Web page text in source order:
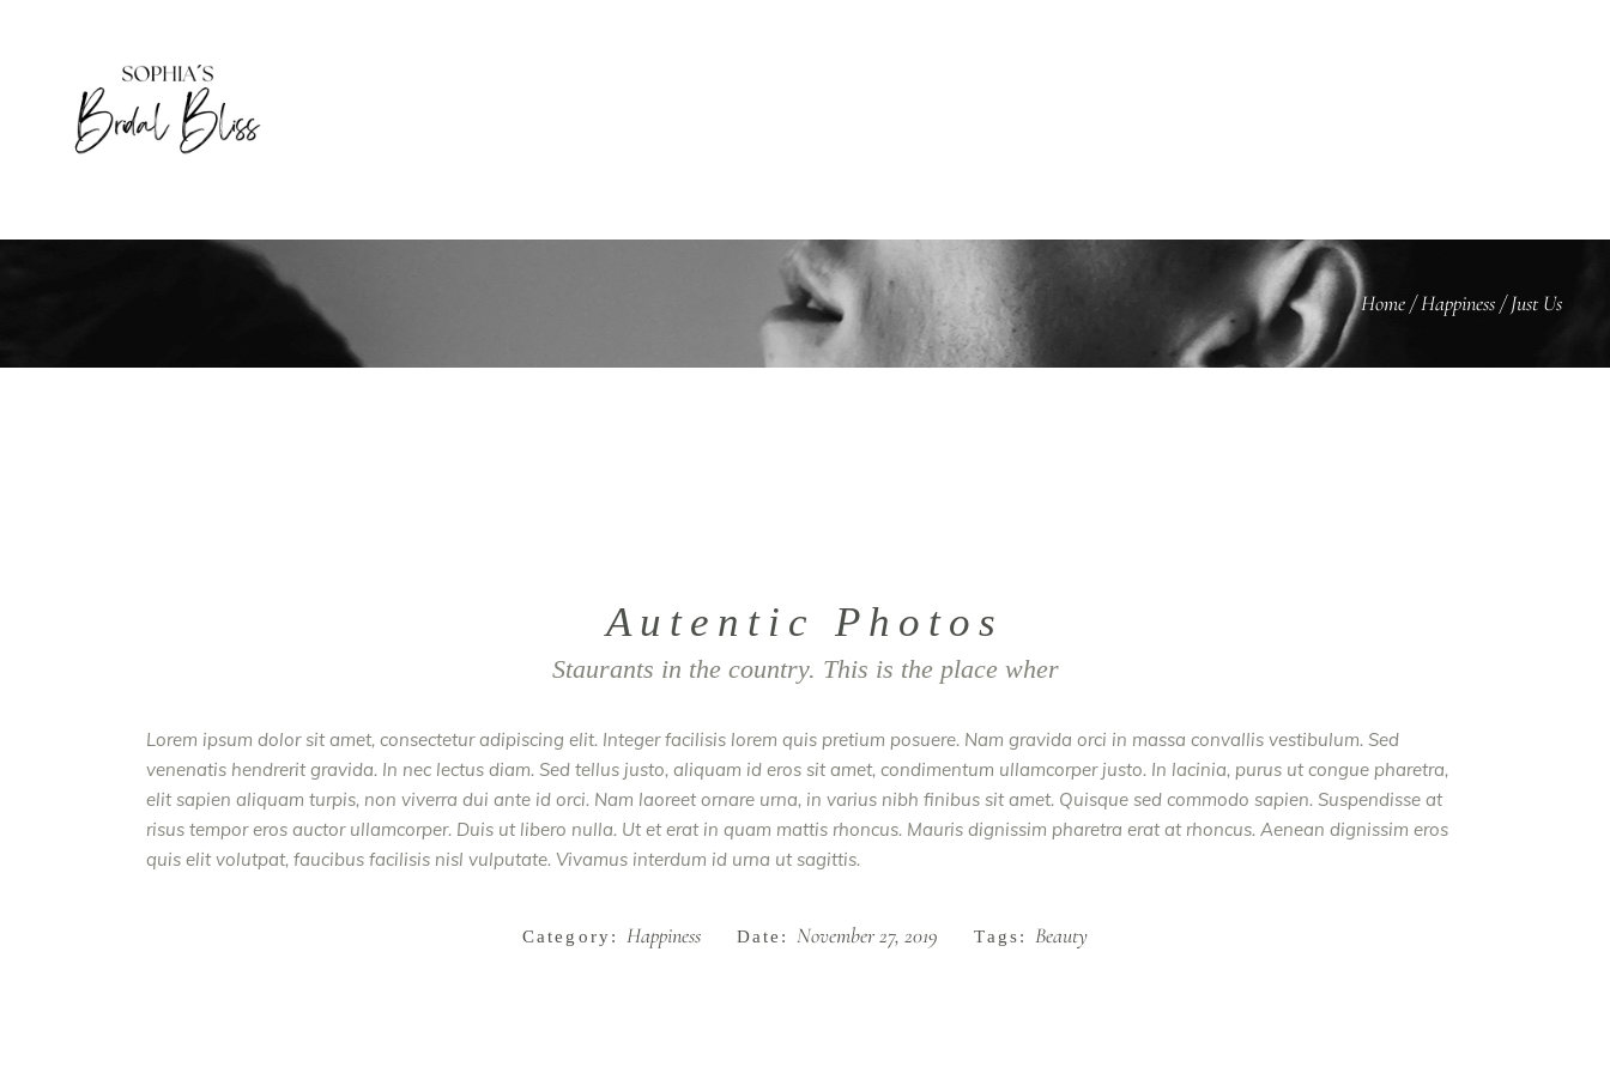
Home/Happiness/Just Us
Autentic Photos
Staurants in the country. This is the place wher
Lorem ipsum dolor sit amet, consectetur adipiscing elit. Integer facilisis lorem quis pretium posuere. Nam gravida orci in massa convallis vestibulum. Sed
venenatis hendrerit gravida. In nec lectus diam. Sed tellus justo, aliquam id eros sit amet, condimentum ullamcorper justo. In lacinia, purus ut congue pharetra,
elit sapien aliquam turpis, non viverra dui ante id orci. Nam laoreet ornare urna, in varius nibh finibus sit amet. Quisque sed commodo sapien. Suspendisse at
risus tempor eros auctor ullamcorper. Duis ut libero nulla. Ut et erat in quam mattis rhoncus. Mauris dignissim pharetra erat at rhoncus. Aenean dignissim eros
quis elit volutpat, faucibus facilisis nisl vulputate. Vivamus interdum id urna ut sagittis.
Category: Happiness Date: November 27, 2019 Tags: Beauty